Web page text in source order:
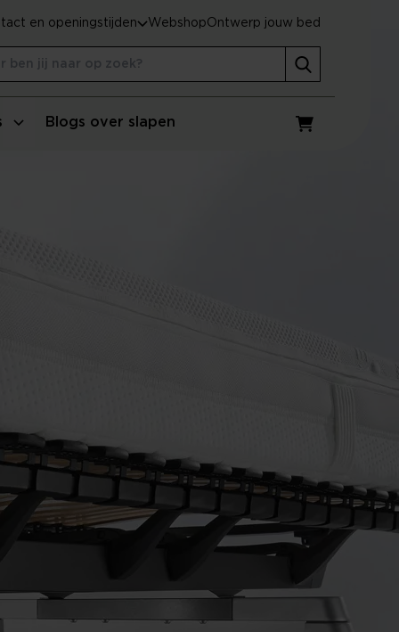
Blogs over slapen
Winkelwagen
en openingstijden WebshopOntwerp jouw bed